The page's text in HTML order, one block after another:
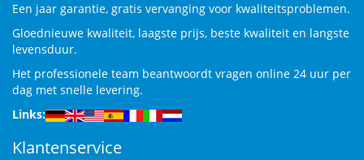
Een jaar garantie, gratis vervanging voor kwaliteitsproblemen.
Gloednieuwe kwaliteit, laagste prijs, beste kwaliteit en langste
levensduur.
Het professionele team beantwoordt vragen online 24 uur per
dag met snelle levering.
Links:
Klantenservice